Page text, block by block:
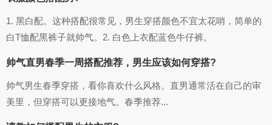
1. 黑白配。这种搭配很常见，男生穿搭颜色不宜太花哨，简单的
白T恤配黑裤子就帅气。2. 白色上衣配蓝色牛仔裤。
帅气直男春季一周搭配推荐，男生应该如何穿搭?
帅气男生春季穿搭，看你喜欢什么风格。直男通常活在自己的审
美里，但穿搭可以更接地气。春季推荐...